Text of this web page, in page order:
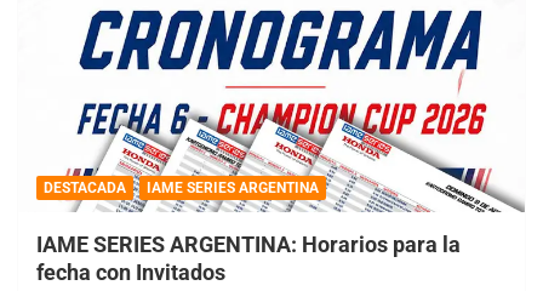
DESTACADA IAME SERIES ARGENTINA
IAME SERIES ARGENTINA: Horarios para la
fecha con Invitados